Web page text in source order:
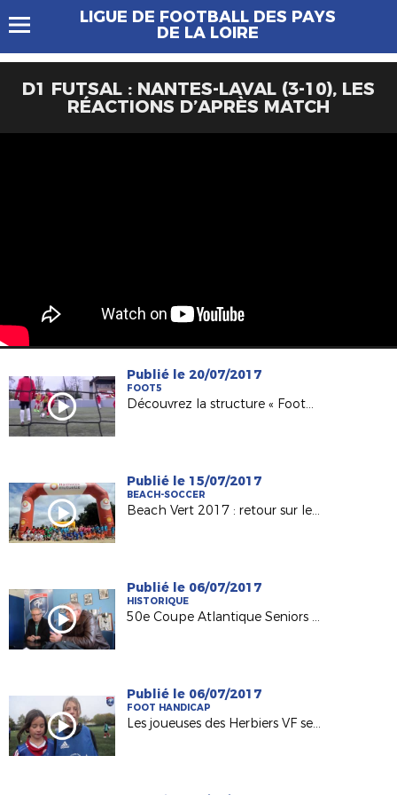
LIGUE DE FOOTBALL DES PAYS
DE LA LOIRE
D1 FUTSAL : NANTES-LAVAL (3-10), LES
RÉACTIONS D’APRÈS MATCH
Publié le 20/07/2017
FOOT5
Découvrez la structure « Foot5 Mobile FFF » !
Publié le 15/07/2017
BEACH-SOCCER
Beach Vert 2017 : retour sur les 4 étapes de la 1ère semaine !
Publié le 06/07/2017
HISTORIQUE
50e Coupe Atlantique Seniors : Retour sur la victoire de l'ASPTT Nantes en 1982
Publié le 06/07/2017
FOOT HANDICAP
Les joueuses des Herbiers VF sensibilisées au football adapté